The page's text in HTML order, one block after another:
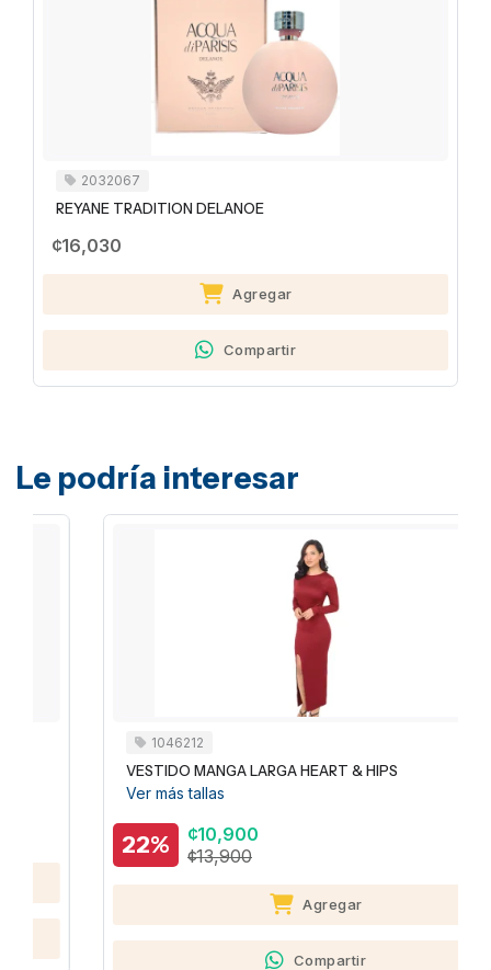
2032067
REYANE TRADITION DELANOE
¢16,030
Agregar
Compartir
Le podría interesar
1046212
VESTIDO MANGA LARGA HEART & HIPS
Ver más tallas
¢10,900
¢13,900
Agregar
Compartir